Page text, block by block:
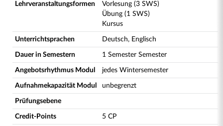
Lehrveranstaltungsformen
Vorlesung (3 SWS)
Übung (1 SWS)
Kursus
Unterrichtsprachen Deutsch, Englisch
Dauer in Semestern 1 Semester Semester
Angebotsrhythmus Modul jedes Wintersemester
Aufnahmekapazität Modul unbegrenzt
Prüfungsebene
Credit-Points 5 CP